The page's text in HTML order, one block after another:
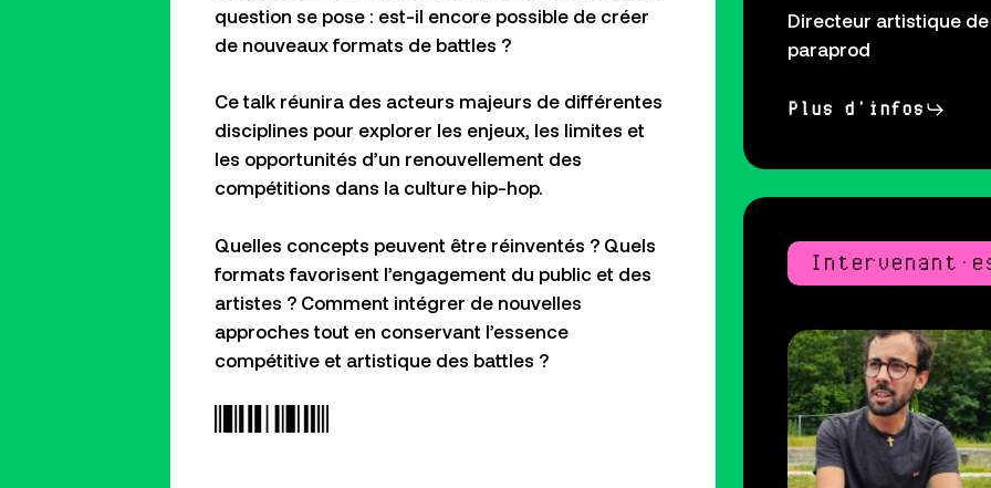
question se pose : est-il encore possible de créer
de nouveaux formats de battles ?
Ce talk réunira des acteurs majeurs de différentes
disciplines pour explorer les enjeux, les limites et
les opportunités d’un renouvellement des
compétitions dans la culture hip-hop.
Quelles concepts peuvent être réinventés ? Quels
formats favorisent l’engagement du public et des
artistes ? Comment intégrer de nouvelles
approches tout en conservant l’essence
compétitive et artistique des battles ?
Directeur artistique de
paraprod
Plus d'infos